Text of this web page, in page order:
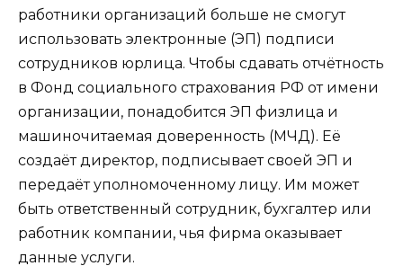
работники организаций больше не смогут
использовать электронные (ЭП) подписи
сотрудников юрлица. Чтобы сдавать отчётность
в Фонд социального страхования РФ от имени
организации, понадобится ЭП физлица и
машиночитаемая доверенность (МЧД). Её
создаёт директор, подписывает своей ЭП и
передаёт уполномоченному лицу. Им может
быть ответственный сотрудник, бухгалтер или
работник компании, чья фирма оказывает
данные услуги.